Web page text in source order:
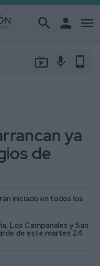
search person menu
live_tv mic phone_android
ya
de
iniciado en todos los
Los Campanales y San
de este martes 24